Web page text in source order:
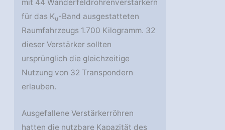
mit 44 Wanderfeldröhrenverstärkern
für das Ku-Band ausgestatteten
Raumfahrzeugs 1.700 Kilogramm. 32
dieser Verstärker sollten
ursprünglich die gleichzeitige
Nutzung von 32 Transpondern
erlauben.
Ausgefallene Verstärkerröhren
hatten die nutzbare Kapazität des